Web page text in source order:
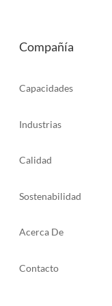
Compañía
Capacidades
Industrias
Calidad
Sostenabilidad
Acerca De
Contacto